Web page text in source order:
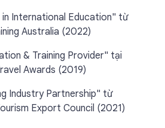
in International Education" từ
Australia (2022)
& Training Provider" tại
Awards (2019)
Industry Partnership" từ
Export Council (2021)